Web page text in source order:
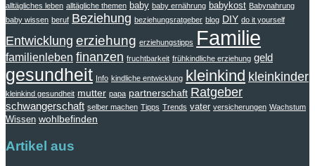
alltägliches leben alltägliche themen baby baby ernährung babykost Babynahrung
baby wissen beruf Beziehung beziehungsratgeber blog DIY do it yourself
Entwicklung erziehung erziehungstipps Familie
familienleben finanzen fruchtbarkeit frühkindliche erziehung geld
gesundheit Info kindliche entwicklung kleinkind kleinkinder
kleinkind gesundheit mutter papa partnerschaft Ratgeber
schwangerschaft selber machen Tipps Trends vater versicherungen Wachstum
Wissen wohlbefinden
Artikel aus